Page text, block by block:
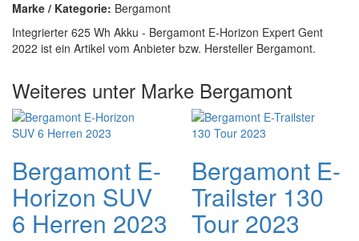
Marke / Kategorie: Bergamont
Integrierter 625 Wh Akku - Bergamont E-Horizon Expert Gent
2022 ist ein Artikel vom Anbieter bzw. Hersteller Bergamont.
Weiteres unter Marke Bergamont
Bergamont E-
Horizon SUV
6 Herren 2023
Bergamont E-
Trailster 130
Tour 2023